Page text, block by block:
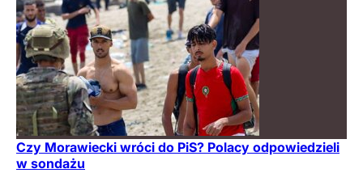
Czy Morawiecki wróci do PiS? Polacy odpowiedzieli
w sondażu